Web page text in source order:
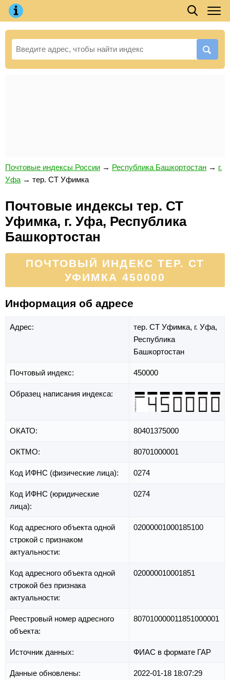
Почтовые индексы России → Республика Башкортостан → г.
Уфа → тер. СТ Уфимка
Почтовые индексы тер. СТ
Уфимка, г. Уфа, Республика
Башкортостан
ПОЧТОВЫЙ ИНДЕКС ТЕР. СТ
УФИМКА 450000
Информация об адресе
Адрес: тер. СТ Уфимка, г. Уфа,
Республика
Башкортостан
Почтовый индекс: 450000
Образец написания индекса:
ОКАТО: 80401375000
ОКТМО: 80701000001
Код ИФНС (физические лица): 0274
Код ИФНС (юридические
лица):
0274
Код адресного объекта одной
строкой с признаком
актуальности:
02000001000185100
Код адресного объекта одной
строкой без признака
актуальности:
020000010001851
Реестровый номер адресного
объекта:
807010000011851000001
Источник данных: ФИАС в формате ГАР
Данные обновлены: 2022-01-18 18:07:29